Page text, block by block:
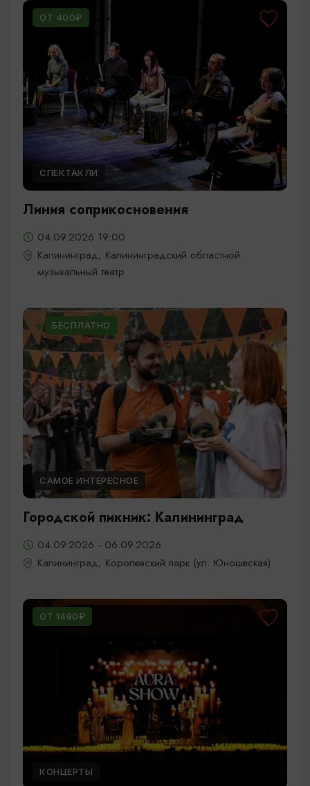
ОТ 400₽
СПЕКТАКЛИ
Линия соприкосновения
04.09.2026 19:00
Калининград, Калининградский областной
музыкальный театр
БЕСПЛАТНО
САМОЕ ИНТЕРЕСНОЕ
Городской пикник: Калининград
04.09.2026 - 06.09.2026
Калининград, Королевский парк (ул. Юношеская)
ОТ 1490₽
КОНЦЕРТЫ